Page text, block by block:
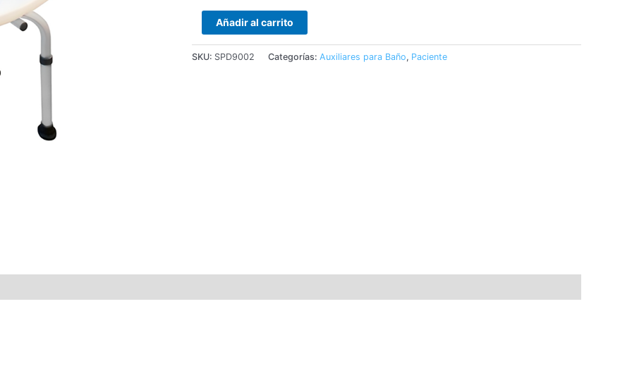
Añadir al carrito
SKU: SPD9002 Categorías: Auxiliares para Baño, Paciente